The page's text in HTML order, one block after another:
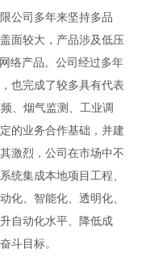
公司多年来坚持多品
面较大，产品涉及低压
络产品。公司经过多年
也完成了较多具有代表
、烟气监测、工业调
的业务合作基础，并建
激烈，公司在市场中不
统集成本地项目工程、
化、智能化、透明化、
自动化水平、降低成
斗目标。